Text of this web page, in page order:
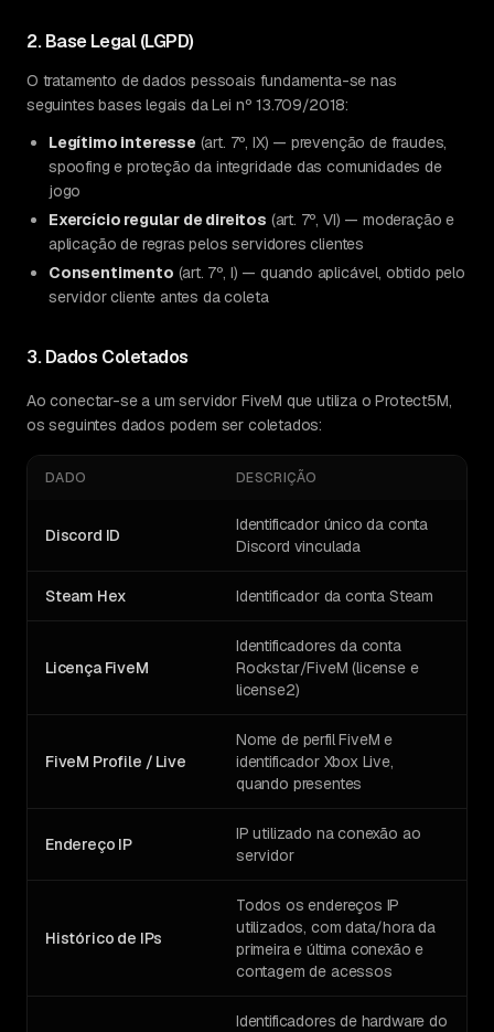
2. Base Legal (LGPD)
O tratamento de dados pessoais fundamenta-se nas
seguintes bases legais da Lei nº 13.709/2018:
Legítimo interesse (art. 7º, IX) — prevenção de fraudes,
spoofing e proteção da integridade das comunidades de
jogo
Exercício regular de direitos (art. 7º, VI) — moderação e
aplicação de regras pelos servidores clientes
Consentimento (art. 7º, I) — quando aplicável, obtido pelo
servidor cliente antes da coleta
3. Dados Coletados
Ao conectar-se a um servidor FiveM que utiliza o Protect5M,
os seguintes dados podem ser coletados:
DADO DESCRIÇÃO
Discord ID
Identificador único da conta
Discord vinculada
Steam Hex Identificador da conta Steam
Licença FiveM
Identificadores da conta
Rockstar/FiveM (license e
license2)
FiveM Profile / Live
Nome de perfil FiveM e
identificador Xbox Live,
quando presentes
Endereço IP
IP utilizado na conexão ao
servidor
Histórico de IPs
Todos os endereços IP
utilizados, com data/hora da
primeira e última conexão e
contagem de acessos
Identificadores de hardware do